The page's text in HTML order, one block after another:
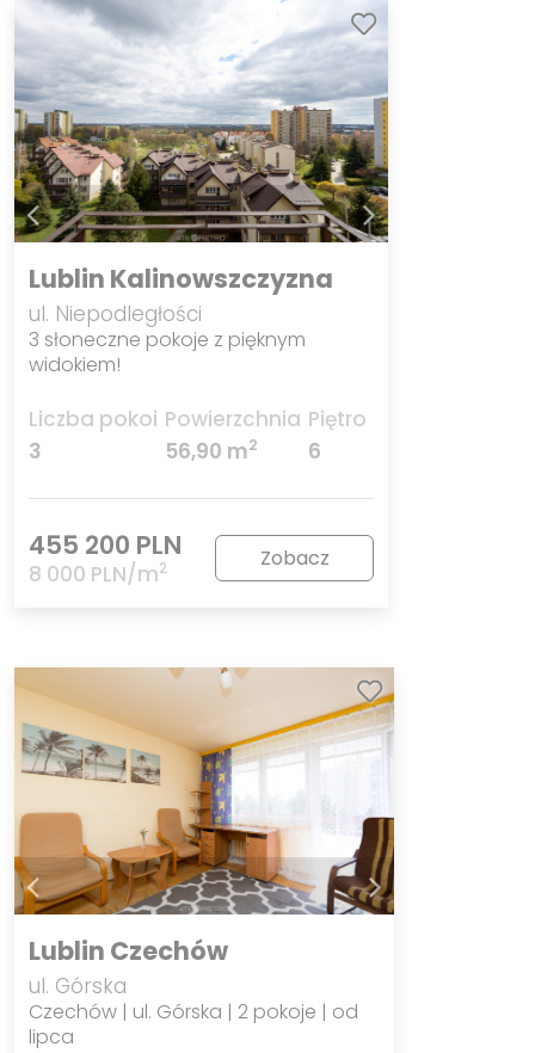
Lublin Kalinowszczyzna
ul. Niepodległości
3 słoneczne pokoje z pięknym
widokiem!
Liczba pokoi
3
Powierzchnia
56,90 m2
Piętro
6
455 200 PLN
8 000 PLN/m2 Zobacz
Lublin Czechów
ul. Górska
Czechów | ul. Górska | 2 pokoje | od
lipca